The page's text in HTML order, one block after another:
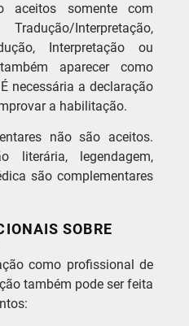
aceitos somente com
Interpretação,
Interpretação ou
aparecer como
necessária a declaração
a habilitação.
não são aceitos.
literária, legendagem,
são complementares
SOBRE
como profissional de
também pode ser feita